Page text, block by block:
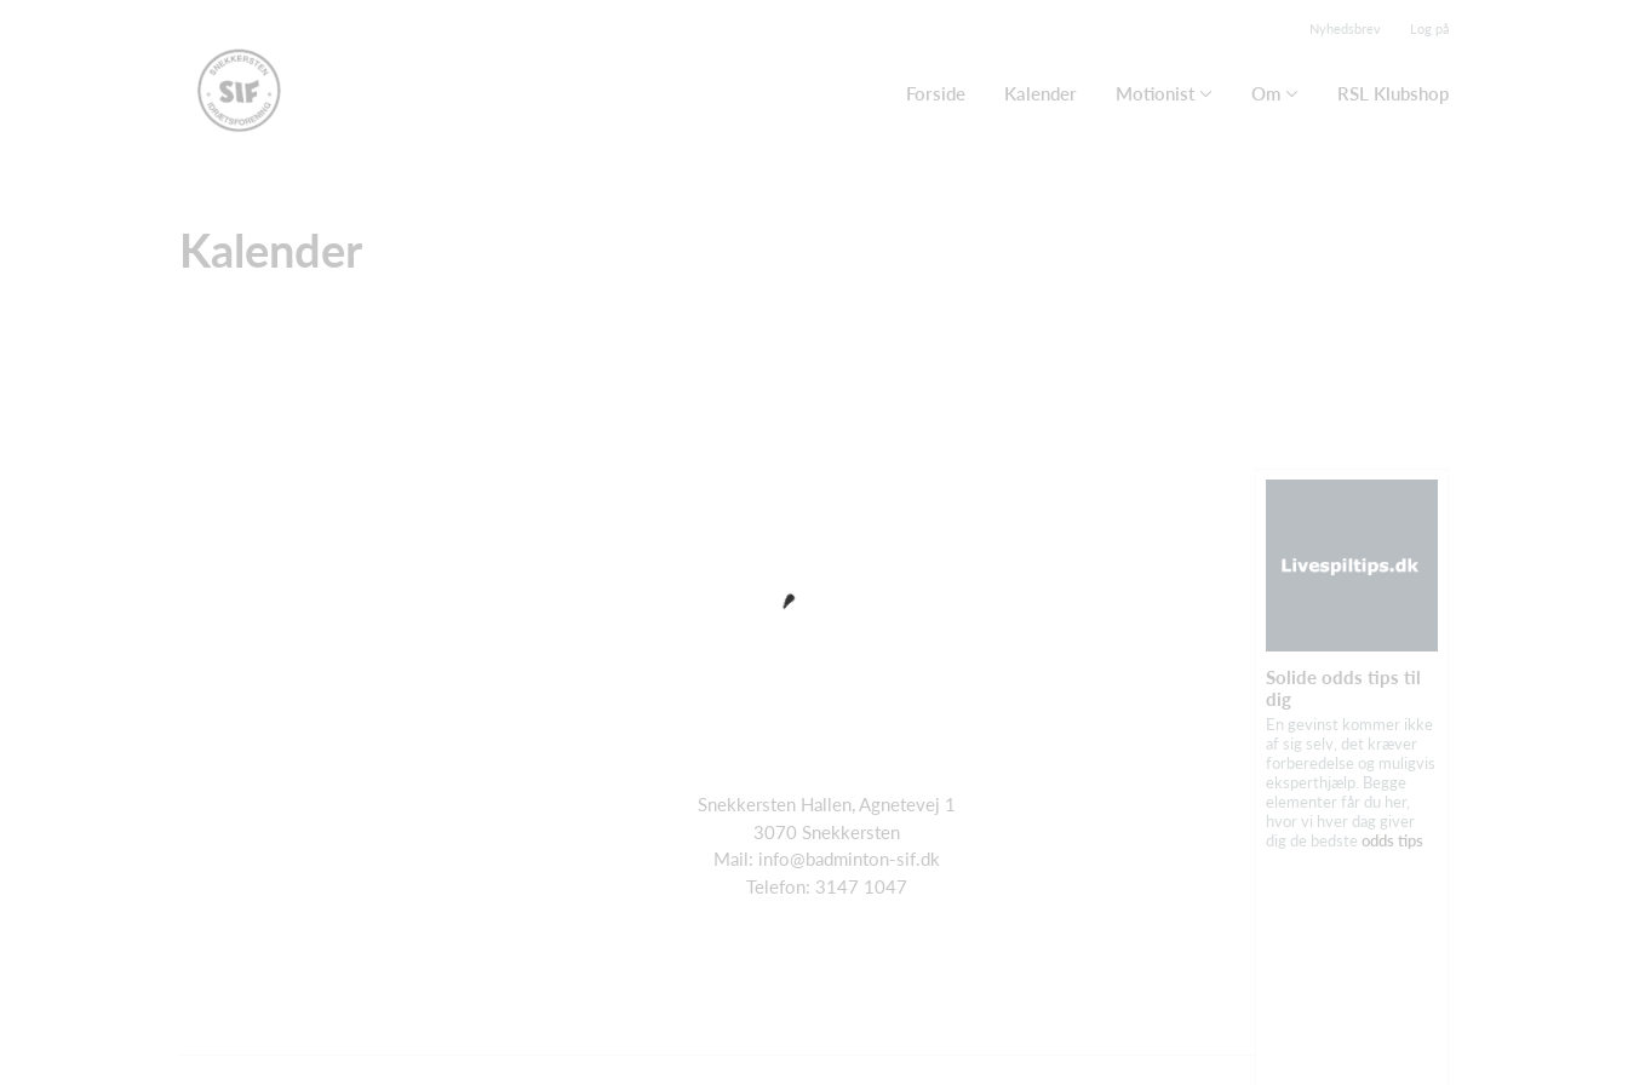
Nyhedsbrev Log på
Forside Kalender Motionist Om RSL Klubshop
Kalender
Solide odds tips til
dig
En gevinst kommer ikke
af sig selv, det kræver
forberedelse og muligvis
eksperthjælp. Begge
elementer får du her,
hvor vi hver dag giver
dig de bedste odds tips
Snekkersten Hallen, Agnetevej 1
3070 Snekkersten
Mail: info@badminton-sif.dk
Telefon: 3147 1047